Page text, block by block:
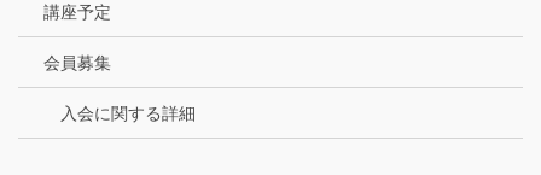
講座予定
会員募集
入会に関する詳細